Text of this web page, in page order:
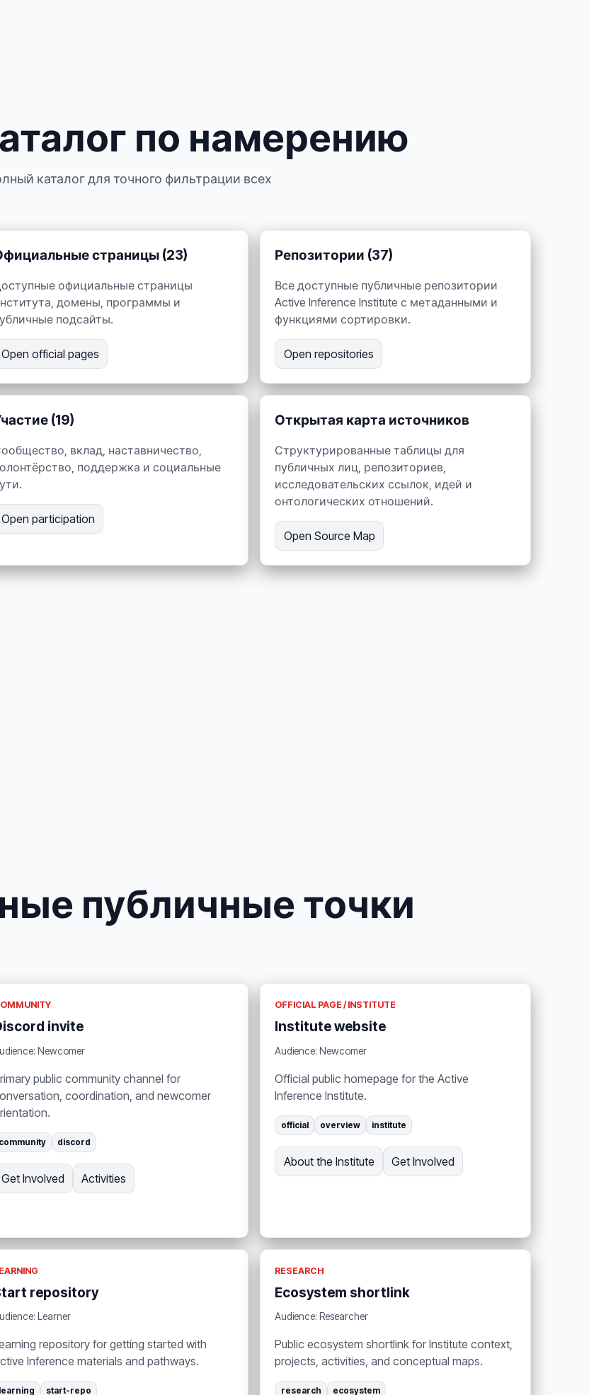
по намерению
каталог для точного фильтрации всех
страницы (23)
официальные страницы
домены, программы и
подсайты.
Open official pages
Репозитории (37)
Все доступные публичные репозитории
Active Inference Institute с метаданными и
функциями сортировки.
Open repositories
(19)
вклад, наставничество,
поддержка и социальные
Open participation
Открытая карта источников
Структурированные таблицы для
публичных лиц, репозиториев,
исследовательских ссылок, идей и
онтологических отношений.
Open Source Map
публичные точки
invite
Newcomer
public community channel for
coordination, and newcomer
community discord
Get Involved Activities
OFFICIAL PAGE / INSTITUTE
Institute website
Audience: Newcomer
Official public homepage for the Active
Inference Institute.
official overview institute
About the Institute Get Involved
repository
Learner
repository for getting started with
Inference materials and pathways.
learning start-repo
RESEARCH
Ecosystem shortlink
Audience: Researcher
Public ecosystem shortlink for Institute context,
projects, activities, and conceptual maps.
research ecosystem